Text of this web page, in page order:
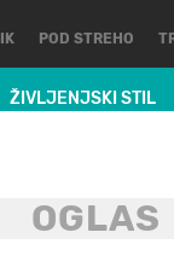
ŽIVLJENJSKI STIL
POD STREHO